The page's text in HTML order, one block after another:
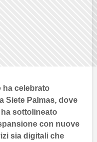
ha celebrato
Siete Palmas, dove
ha sottolineato
con nuove
sia digitali che